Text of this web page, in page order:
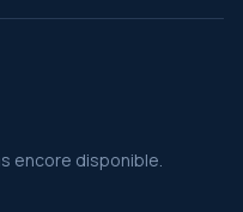
encore disponible.